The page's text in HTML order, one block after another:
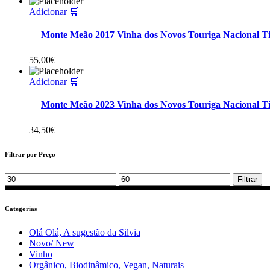
Adicionar 🛒
Monte Meão 2017 Vinha dos Novos Touriga Nacional
55,00€
Adicionar 🛒
Monte Meão 2023 Vinha dos Novos Touriga Nacional
34,50€
Filtrar por Preço
Min
price
Max
price
Filtrar
Categorias
Olá Olá, A sugestão da Silvia
Novo/ New
Vinho
Orgânico, Biodinâmico, Vegan, Naturais